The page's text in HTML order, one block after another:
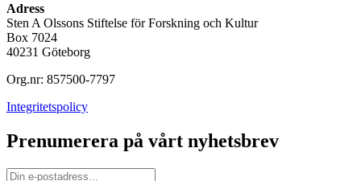
Adress
Sten A Olssons Stiftelse för Forskning och Kultur
Box 7024
40231 Göteborg
Org.nr: 857500-7797
Integritetspolicy
Prenumerera på vårt nyhetsbrev